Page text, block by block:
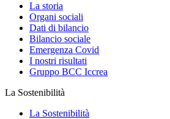
La storia
Organi sociali
Dati di bilancio
Bilancio sociale
Emergenza Covid
I nostri risultati
Gruppo BCC Iccrea
La Sostenibilità
La Sostenibilità